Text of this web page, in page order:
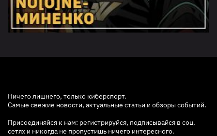
Ничего лишнего, только киберспорт.
Самые свежие новости, актуальные статьи и обзоры событий.
Присоединяйся к нам: регистрируйся, подписывайся в соц.
сетях и никогда не пропустишь ничего интересного.